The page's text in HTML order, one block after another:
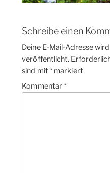
Schreibe einen
Deine E-Mail-Adresse
veröffentlicht.
sind mit* markiert
Kommentar*